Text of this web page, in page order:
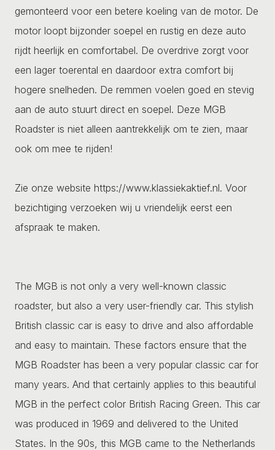
gemonteerd voor een betere koeling van de motor. De
motor loopt bijzonder soepel en rustig en deze auto
rijdt heerlijk en comfortabel. De overdrive zorgt voor
een lager toerental en daardoor extra comfort bij
hogere snelheden. De remmen voelen goed en stevig
aan de auto stuurt direct en soepel. Deze MGB
Roadster is niet alleen aantrekkelijk om te zien, maar
ook om mee te rijden!
Zie onze website https://www.klassiekaktief.nl. Voor
bezichtiging verzoeken wij u vriendelijk eerst een
afspraak te maken.
The MGB is not only a very well-known classic
roadster, but also a very user-friendly car. This stylish
British classic car is easy to drive and also affordable
and easy to maintain. These factors ensure that the
MGB Roadster has been a very popular classic car for
many years. And that certainly applies to this beautiful
MGB in the perfect color British Racing Green. This car
was produced in 1969 and delivered to the United
States. In the 90s, this MGB came to the Netherlands